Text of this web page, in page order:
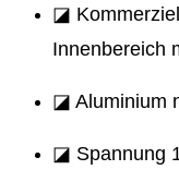
◪
Innenbereich
◪ Aluminium
◪ Spannung